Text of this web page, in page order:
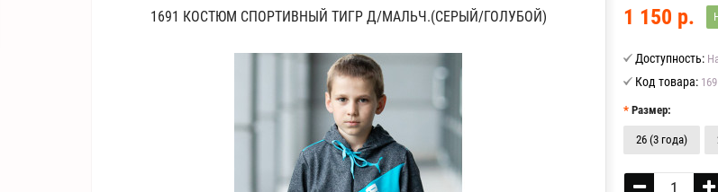
1691 КОСТЮМ СПОРТИВНЫЙ ТИГР Д/МАЛЬЧ.(СЕРЫЙ/ГОЛУБОЙ) 1 150 р.
Доступность:
Код товара:
Размер:
26 (3 года)